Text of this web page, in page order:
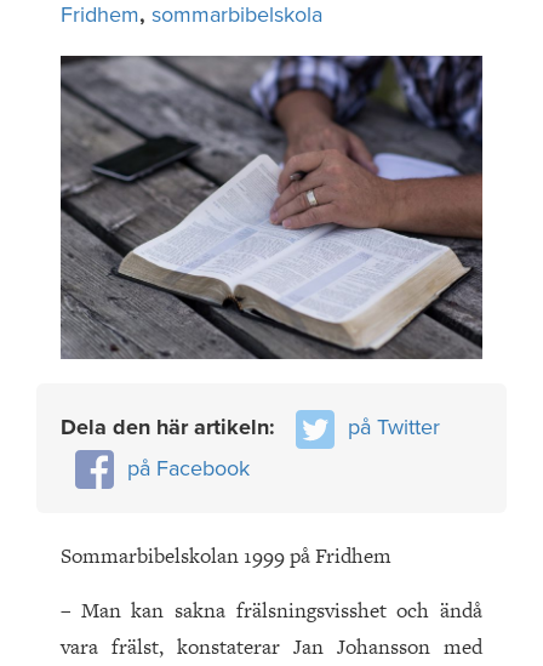
Fridhem, sommarbibelskola
Dela den här artikeln:
på Twitter
på Facebook
Sommarbibelskolan 1999 på Fridhem
– Man kan sakna frälsningsvisshet och ändå
vara frälst, konstaterar Jan Johansson med